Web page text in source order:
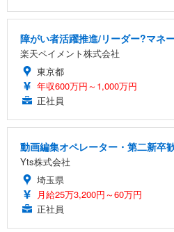
障がい者活躍推進/リーダー?マネ
楽天ペイメント株式会社
東京都
年収600万円～1,000万円
正社員
動画編集オペレーター・第二新卒
Yts株式会社
埼玉県
月給25万3,200円～60万円
正社員